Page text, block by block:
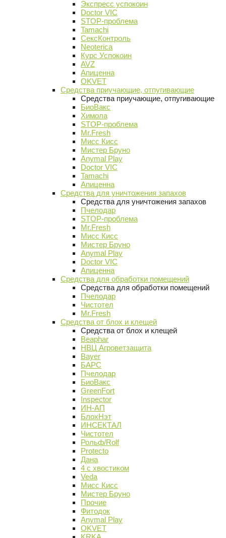
Экспресс успокоин
Doctor VIC
STOP-проблема
Tamachi
СексКонтроль
Neoterica
Курс Успокоин
AVZ
Апиценна
OKVET
Средства приучающие, отпугивающие
Средства приучающие, отпугивающие
БиоВакс
Химола
STOP-проблема
Mr.Fresh
Мисс Кисс
Мистер Бруно
Anymal Play
Doctor VIC
Tamachi
Апиценна
Средства для уничтожения запахов
Средства для уничтожения запахов
Пчелодар
STOP-проблема
Mr.Fresh
Мисс Кисс
Мистер Бруно
Anymal Play
Doctor VIC
Апиценна
Средства для обработки помещений
Средства для обработки помещений
Пчелодар
Чистотел
Mr.Fresh
Средства от блох и клещей
Средства от блох и клещей
Beaphar
НВЦ Агроветзащита
Bayer
БАРС
Пчелодар
БиоВакс
GreenFort
Inspector
ИН-АП
БлохНэт
ИНСЕКТАЛ
Чистотел
Рольф/Rolf
Protecto
Дана
4 с хвостиком
Veda
Мисс Кисс
Мистер Бруно
Прочие
Фитодок
Anymal Play
OKVET